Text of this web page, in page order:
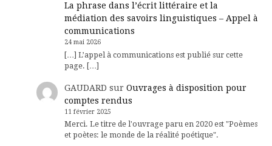
La phrase dans l’écrit littéraire et la
médiation des savoirs linguistiques – Appel à
communications
24 mai 2026
[…] L’appel à communications est publié sur cette
page. […]
GAUDARD sur Ouvrages à disposition pour
comptes rendus
11 février 2025
Merci. Le titre de l'ouvrage paru en 2020 est "Poèmes
et poètes: le monde de la réalité poétique".